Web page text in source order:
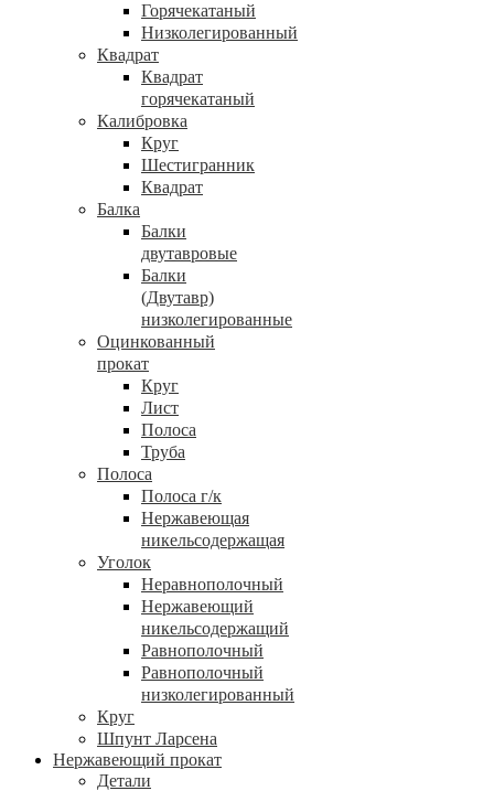
Горячекатаный
Низколегированный
Квадрат
Квадрат
горячекатаный
Калибровка
Круг
Шестигранник
Квадрат
Балка
Балки
двутавровые
Балки
(Двутавр)
низколегированные
Оцинкованный
прокат
Круг
Лист
Полоса
Труба
Полоса
Полоса г/к
Нержавеющая
никельсодержащая
Уголок
Неравнополочный
Нержавеющий
никельсодержащий
Равнополочный
Равнополочный
низколегированный
Круг
Шпунт Ларсена
Нержавеющий прокат
Детали